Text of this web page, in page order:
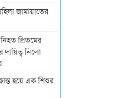
জামায়াতের
প্রিতমের
দায়িত্ব নিলো
হয়ে এক শিশুর